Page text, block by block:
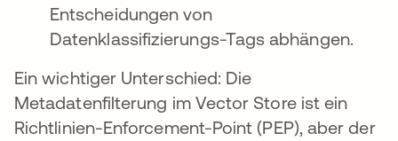
Entscheidungen von
Datenklassifizierungs-Tags abhängen.
Ein wichtiger Unterschied: Die
Metadatenfilterung im Vector Store ist ein
Richtlinien-Enforcement-Point (PEP), aber der